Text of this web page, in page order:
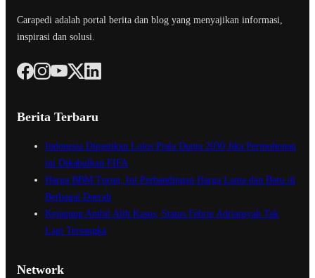
Carapedi adalah portal berita dan blog yang menyajikan informasi,
inspirasi dan solusi.
Berita Terbaru
Indonesia Dipastikan Lolos Piala Dunia 2030 Jika Permohonan
ini Dikabulkan FIFA
Harga BBM Turun, Ini Perbandingan Harga Lama dan Baru di
Berbagai Daerah
Kejagung Ambil Alih Kasus, Status Febrie Adriansyah Tak
Lagi Tersangka
Network